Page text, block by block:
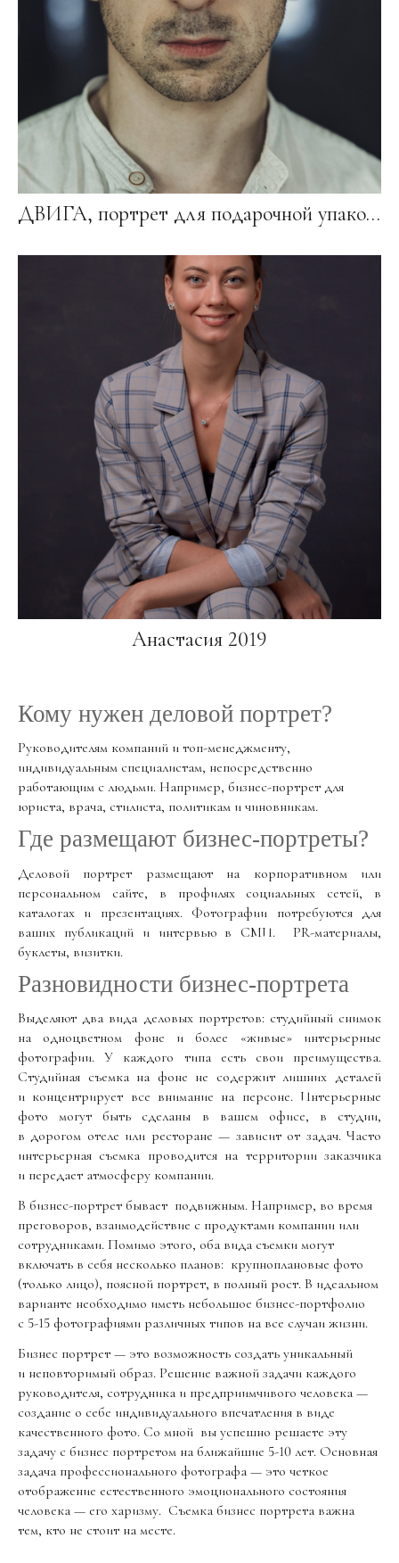
ДВИГА, портрет для подарочной упаковки
Анастасия 2019
Кому нужен деловой портрет?
Руководителям компаний и топ-менеджменту,
индивидуальным специалистам, непосредственно
работающим с людьми. Например, бизнес-портрет для
юриста, врача, стилиста, политикам и чиновникам.
Где размещают бизнес-портреты?
Деловой портрет размещают на корпоративном или
персональном сайте, в профилях социальных сетей, в
каталогах и презентациях. Фотографии потребуются для
ваших публикаций и интервью в СМИ. PR-материалы,
буклеты, визитки.
Разновидности бизнес-портрета
Выделяют два вида деловых портретов: студийный снимок
на одноцветном фоне и более «живые» интерьерные
фотографии. У каждого типа есть свои преимущества.
Студийная съемка на фоне не содержит лишних деталей
и концентрирует все внимание на персоне. Интерьерные
фото могут быть сделаны в вашем офисе, в студии,
в дорогом отеле или ресторане — зависит от задач. Часто
интерьерная съемка проводится на территории заказчика
и передает атмосферу компании.
В бизнес-портрет бывает подвижным. Например, во время
преговоров, взаимодействие с продуктами компании или
сотрудниками. Помимо этого, оба вида съемки могут
включать в себя несколько планов: крупноплановые фото
(только лицо), поясной портрет, в полный рост. В идеальном
варианте необходимо иметь небольшое бизнес-портфолио
с 5-15 фотографиями различных типов на все случаи жизни.
Бизнес портрет — это возможность создать уникальный
и неповторимый образ. Решение важной задачи каждого
руководителя, сотрудника и предприимчивого человека —
создание о себе индивидуального впечатления в виде
качественного фото. Со мной вы успешно решаете эту
задачу c бизнес портретом на ближайшие 5-10 лет. Основная
задача профессионального фотографа — это четкое
отображение естественного эмоционального состояния
человека — его харизму. Съемка бизнес портрета важна
тем, кто не стоит на месте.